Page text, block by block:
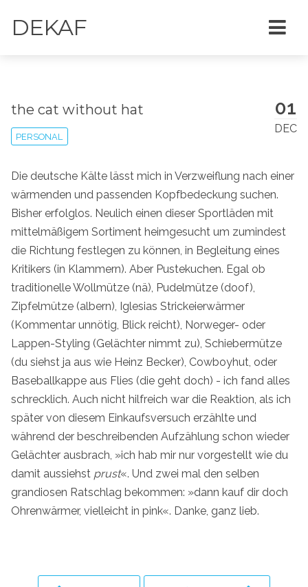
DEKAF
01
DEC
the cat without hat
PERSONAL
Die deutsche Kälte lässt mich in Verzweiflung nach einer
wärmenden und passenden Kopfbedeckung suchen.
Bisher erfolglos. Neulich einen dieser Sportläden mit
mittelmäßigem Sortiment heimgesucht um zumindest
die Richtung festlegen zu können, in Begleitung eines
Kritikers (in Klammern). Aber Pustekuchen. Egal ob
traditionelle Wollmütze (nä), Pudelmütze (doof),
Zipfelmütze (albern), Iglesias Strickeierwärmer
(Kommentar unnötig, Blick reicht), Norweger- oder
Lappen-Styling (Gelächter nimmt zu), Schiebermütze
(du siehst ja aus wie Heinz Becker), Cowboyhut, oder
Baseballkappe aus Flies (die geht doch) - ich fand alles
schrecklich. Auch nicht hilfreich war die Reaktion, als ich
später von diesem Einkaufsversuch erzählte und
während der beschreibenden Aufzählung schon wieder
Gelächter ausbrach, »ich hab mir nur vorgestellt wie du
damit aussiehst prust«. Und zwei mal den selben
grandiosen Ratschlag bekommen: »dann kauf dir doch
Ohrenwärmer, vielleicht in pink«. Danke, ganz lieb.